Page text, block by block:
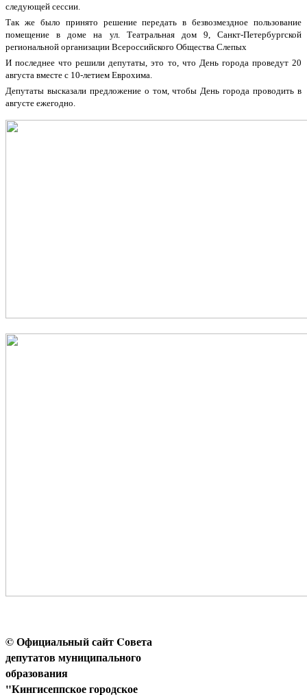
следующей сессии.
Так же было принято решение передать в безвозмездное пользование
помещение в доме на ул. Театральная дом 9, Санкт-Петербургской
региональной организации Всероссийского Общества Слепых
И последнее что решили депутаты, это то, что День города проведут 20
августа вместе с 10-летием Еврохима.
Депутаты высказали предложение о том, чтобы День города проводить в
августе ежегодно.
© Официальный сайт Cовета
депутатов муниципального
образования
"Кингисеппское городское